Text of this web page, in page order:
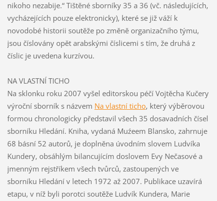
nikoho nezabije.“ Tištěné sborníky 35 a 36 (vč. následujících,
vycházejících pouze elektronicky), které se již váží k
novodobé historii soutěže po změně organizačního týmu,
jsou číslovány opět arabskými číslicemi s tím, že druhá z
číslic je uvedena kurzívou.
NA VLASTNÍ TICHO
Na sklonku roku 2007 vyšel editorskou péčí Vojtěcha Kučery
výroční sborník s názvem Na vlastní ticho, který výběrovou
formou chronologicky představil všech 35 dosavadních čísel
sborníku Hledání. Kniha, vydaná Muźeem Blansko, zahrnuje
68 básní 52 autorů, je doplněna úvodním slovem Ludvíka
Kundery, obsáhlým bilancujícím doslovem Evy Nečasové a
jmenným rejstříkem všech tvůrců, zastoupených ve
sborníku Hledání v letech 1972 až 2007. Publikace uzavírá
etapu, v níž byli porotci soutěže Ludvík Kundera, Marie